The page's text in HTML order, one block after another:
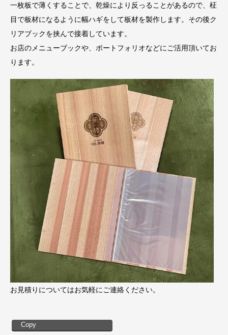
一枚板で薄くすることで、乾燥により反っることがあるので、柾
目で板材になるように幅ハギをして板材を製作します。その後ク
リアブックを挟んで接着しています。
お店のメニューブックや、ポートフォリオなどにご活用頂いてお
ります。
お見積りについてはお気軽にご連絡ください。
Copy